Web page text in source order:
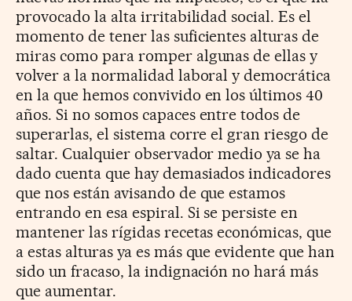
provocado la alta irritabilidad social. Es el
momento de tener las suficientes alturas de
miras como para romper algunas de ellas y
volver a la normalidad laboral y democrática
en la que hemos convivido en los últimos 40
años. Si no somos capaces entre todos de
superarlas, el sistema corre el gran riesgo de
saltar. Cualquier observador medio ya se ha
dado cuenta que hay demasiados indicadores
que nos están avisando de que estamos
entrando en esa espiral. Si se persiste en
mantener las rígidas recetas económicas, que
a estas alturas ya es más que evidente que han
sido un fracaso, la indignación no hará más
que aumentar.